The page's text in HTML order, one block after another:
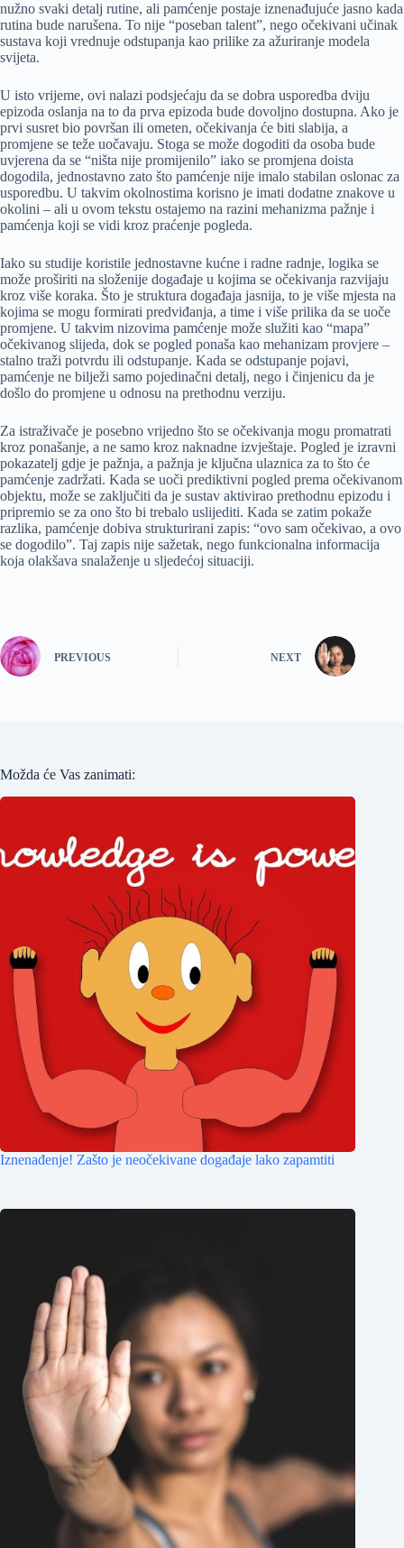
nužno svaki detalj rutine, ali pamćenje postaje iznenađujuće jasno kada
rutina bude narušena. To nije “poseban talent”, nego očekivani učinak
sustava koji vrednuje odstupanja kao prilike za ažuriranje modela
svijeta.
U isto vrijeme, ovi nalazi podsjećaju da se dobra usporedba dviju
epizoda oslanja na to da prva epizoda bude dovoljno dostupna. Ako je
prvi susret bio površan ili ometen, očekivanja će biti slabija, a
promjene se teže uočavaju. Stoga se može dogoditi da osoba bude
uvjerena da se “ništa nije promijenilo” iako se promjena doista
dogodila, jednostavno zato što pamćenje nije imalo stabilan oslonac za
usporedbu. U takvim okolnostima korisno je imati dodatne znakove u
okolini – ali u ovom tekstu ostajemo na razini mehanizma pažnje i
pamćenja koji se vidi kroz praćenje pogleda.
Iako su studije koristile jednostavne kućne i radne radnje, logika se
može proširiti na složenije događaje u kojima se očekivanja razvijaju
kroz više koraka. Što je struktura događaja jasnija, to je više mjesta na
kojima se mogu formirati predviđanja, a time i više prilika da se uoče
promjene. U takvim nizovima pamćenje može služiti kao “mapa”
očekivanog slijeda, dok se pogled ponaša kao mehanizam provjere –
stalno traži potvrdu ili odstupanje. Kada se odstupanje pojavi,
pamćenje ne bilježi samo pojedinačni detalj, nego i činjenicu da je
došlo do promjene u odnosu na prethodnu verziju.
Za istraživače je posebno vrijedno što se očekivanja mogu promatrati
kroz ponašanje, a ne samo kroz naknadne izvještaje. Pogled je izravni
pokazatelj gdje je pažnja, a pažnja je ključna ulaznica za to što će
pamćenje zadržati. Kada se uoči prediktivni pogled prema očekivanom
objektu, može se zaključiti da je sustav aktivirao prethodnu epizodu i
pripremio se za ono što bi trebalo uslijediti. Kada se zatim pokaže
razlika, pamćenje dobiva strukturirani zapis: “ovo sam očekivao, a ovo
se dogodilo”. Taj zapis nije sažetak, nego funkcionalna informacija
koja olakšava snalaženje u sljedećoj situaciji.
PREVIOUS NEXT
Možda će Vas zanimati:
Iznenađenje! Zašto je neočekivane događaje lako zapamtiti